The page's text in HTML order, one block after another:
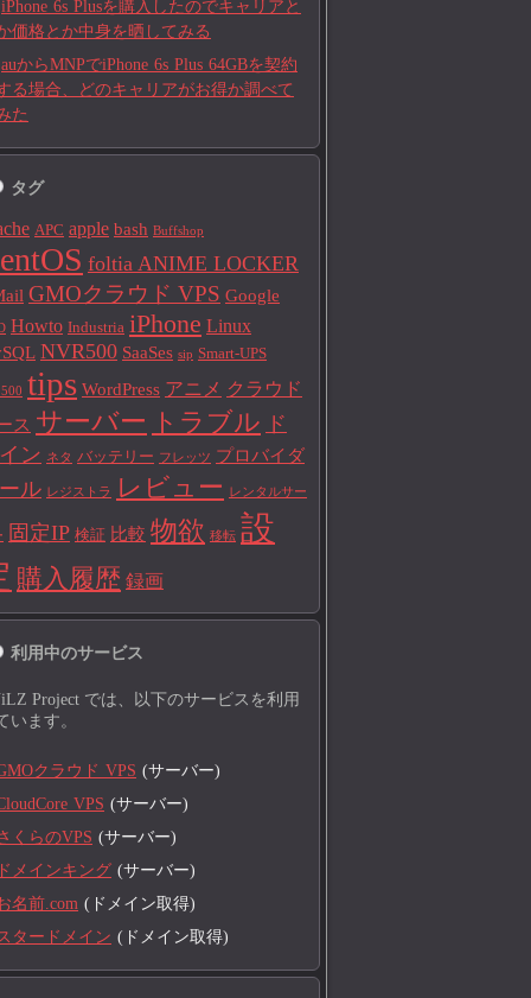
iPhone 6s Plusを購入したのでキャリアと
価格とか中身を晒してみる
auからMNPでiPhone 6s Plus 64GBを契約
る場合、どのキャリアがお得か調べて
た
タグ
APC apple bash Buffshop
foltia ANIME LOCKER
GMOクラウド VPS Google
Howto Industria iPhone Linux
NVR500 SaaSes sip Smart-UPS
tips WordPress アニメ クラウド
ス サーバー トラブル ド
ン ネタ バッテリー フレッツ プロバイダ
ル レジストラ レビュー レンタルサー
固定IP 検証 比較 物欲 移転 設
購入履歴 録画
利用中のサービス
Project では、以下のサービスを利用
います。
クラウド VPS (サーバー)
VPS (サーバー)
くらのVPS (サーバー)
メインキング (サーバー)
名前.com (ドメイン取得)
タードメイン (ドメイン取得)